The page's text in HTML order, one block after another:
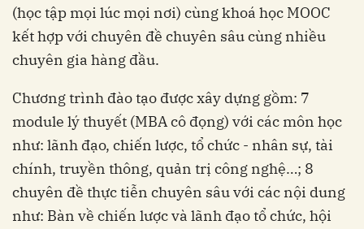
(học tập mọi lúc mọi nơi) cùng khoá học MOOC
kết hợp với chuyên đề chuyên sâu cùng nhiều
chuyên gia hàng đầu.
Chương trình đào tạo được xây dựng gồm: 7
module lý thuyết (MBA cô đọng) với các môn học
như: lãnh đạo, chiến lược, tổ chức - nhân sự, tài
chính, truyền thông, quản trị công nghệ…; 8
chuyên đề thực tiễn chuyên sâu với các nội dung
như: Bàn về chiến lược và lãnh đạo tổ chức, hội